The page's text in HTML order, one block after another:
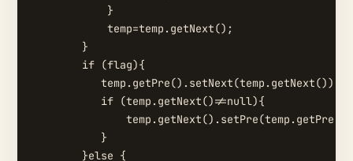
            }
            temp=temp.getNext();
        }
        if (flag){
           temp.getPre().setNext(temp.getNext());
           if (temp.getNext()!=null){
           }
        }else {